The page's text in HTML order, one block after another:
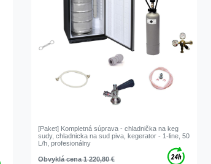
[Paket] Kompletná súprava - chladnička na keg
sudy, chladnicka na sud piva, kegerator - 1-line, 50
L/h, profesionálny
Obvyklá cena 1 220,80 €